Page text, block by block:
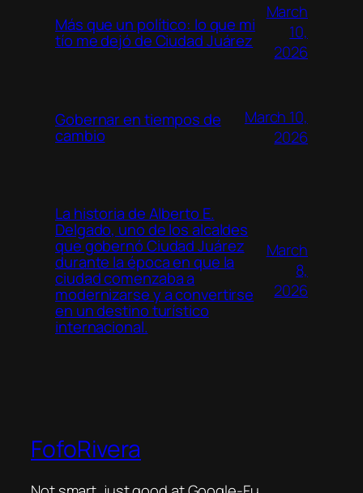
Más que un político: lo que mi
tío me dejó de Ciudad Juárez
March
10,
2026
Gobernar en tiempos de
cambio
March 10,
2026
La historia de Alberto E.
Delgado, uno de los alcaldes
que gobernó Ciudad Juárez
durante la época en que la
ciudad comenzaba a
modernizarse y a convertirse
en un destino turístico
internacional.
March
8,
2026
FofoRivera